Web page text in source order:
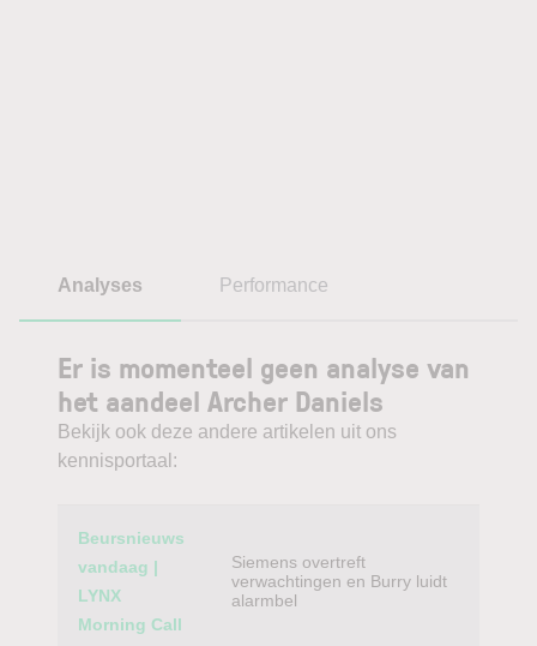
Analyses Performance
Er is momenteel geen analyse van
het aandeel Archer Daniels
Bekijk ook deze andere artikelen uit ons
kennisportaal:
Category
Beursnieuws
vandaag |
LYNX
Morning Call
Siemens overtreft
verwachtingen en Burry luidt
alarmbel